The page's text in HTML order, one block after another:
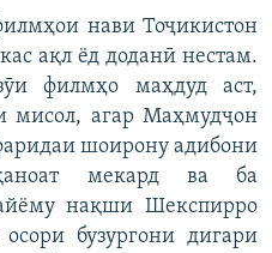
нави Тоҷикистон
ақл ёд доданӣ нестам.
филмҳо маҳдуд аст,
мисол, агар Маҳмудҷон
шоирону адибони
мекард ва ба
нақши Шекспирро
бузургони дигари